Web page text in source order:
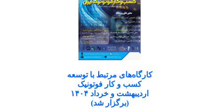
کارگاه‌های مرتبط با توسعه
کسب و کار فوتونیک
اردیبهشت و خرداد ۱۴۰۴
(برگزار شد)